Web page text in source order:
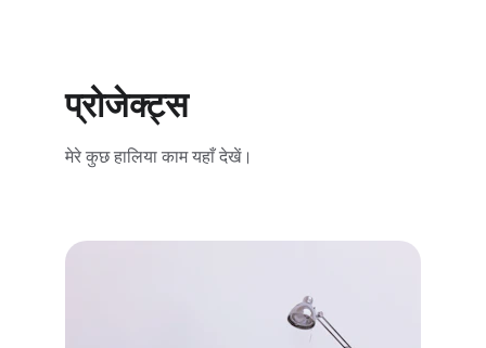
प्रोजेक्ट्स
मेरे कुछ हालिया काम यहाँ देखें।